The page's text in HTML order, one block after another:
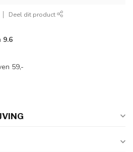
Deel dit product
9.6
59,-